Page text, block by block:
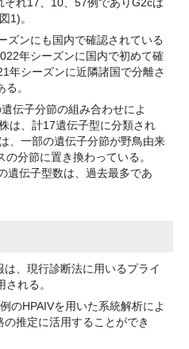
れ17、10、57例でありG2cは
1)。
ズンにも国内で確認されている
年シーズンに国内で初めて確
年シーズンに近隣諸国で分離さ
。
伝子分節の組み合わせによ
は、計17遺伝子型に分類され
、一部の遺伝子分節が野鳥由来
分節に置き換わっている。
遺伝子型数は、過去最多であ
は、現行診断法に用いるプライ
れる。
のHPAIVを用いた系統解析によ
の推定に活用することができ